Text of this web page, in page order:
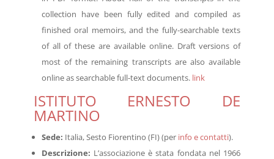
collection have been fully edited and compiled as
finished oral memoirs, and the fully-searchable texts
of all of these are available online. Draft versions of
most of the remaining transcripts are also available
online as searchable full-text documents. link
ISTITUTO ERNESTO DE
MARTINO
Sede: Italia, Sesto Fiorentino (FI) (per info e contatti).
Descrizione: L’associazione è stata fondata nel 1966